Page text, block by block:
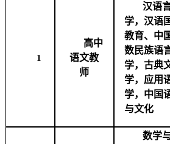
1
高中
语文教
师
汉语
学，汉语
教育、中
数民族语
学，古典
学，应用
学，中国
与文化
数学